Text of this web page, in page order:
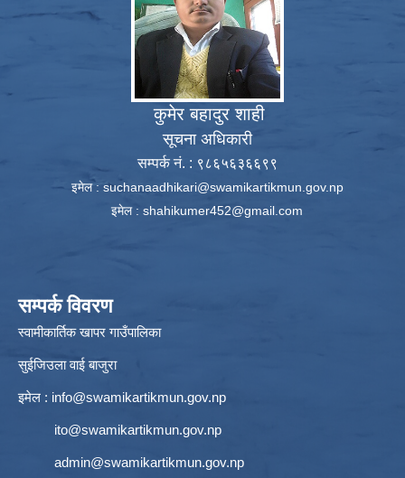
कुमेर बहादुर शाही
सूचना अधिकारी
सम्पर्क नं. : ९८६५६३६६९९
इमेल : suchanaadhikari@swamikartikmun.gov.np
इमेल : shahikumer452@gmail.com
सम्पर्क विवरण
स्वामीकार्तिक खापर गाउँपालिका
सुईजिउला वाई बाजुरा
इमेल : info@swamikartikmun.gov.np
ito@swamikartikmun.gov.np
admin@swamikartikmun.gov.np